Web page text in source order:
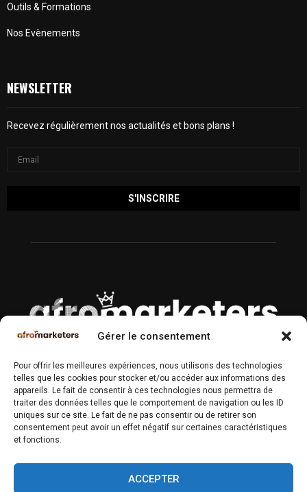
Gérer le consentement
Pour offrir les meilleures expériences, nous utilisons des technologies
telles que les cookies pour stocker et/ou accéder aux informations des
appareils. Le fait de consentir à ces technologies nous permettra de
traiter des données telles que le comportement de navigation ou les ID
uniques sur ce site. Le fait de ne pas consentir ou de retirer son
consentement peut avoir un effet négatif sur certaines caractéristiques
et fonctions.
ACCEPTER
Outils & Formations
Nos Evènements
NEWSLETTER
Recevez régulièrement nos actualités et bons plans !
À PROPOS
Magazine n°1 des Professionnels du Marketing & Communication
en Afrique.
Contactez-nous :contact@afromarketers.com
SUIVEZ-NOUS